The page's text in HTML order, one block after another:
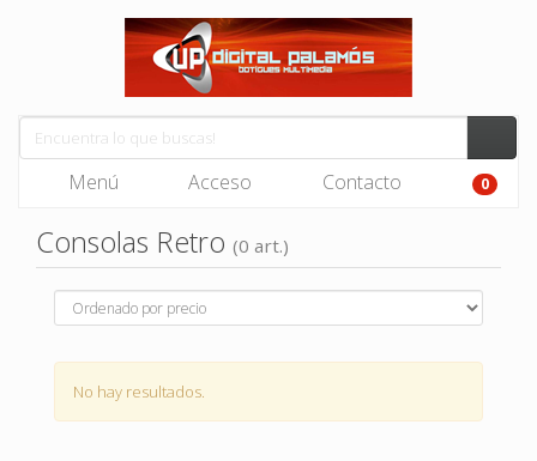
Menú Acceso Contacto 0
Consolas Retro (0 art.)
No hay resultados.